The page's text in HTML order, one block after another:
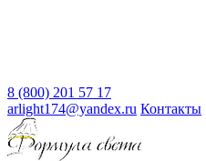
8 (800) 201 57 17
arlight174@yandex.ru Контакты